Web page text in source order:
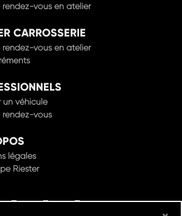
rendez-vous en atelier
CARROSSERIE
rendez-vous en atelier
un véhicule
rendez-vous
légales
Riester